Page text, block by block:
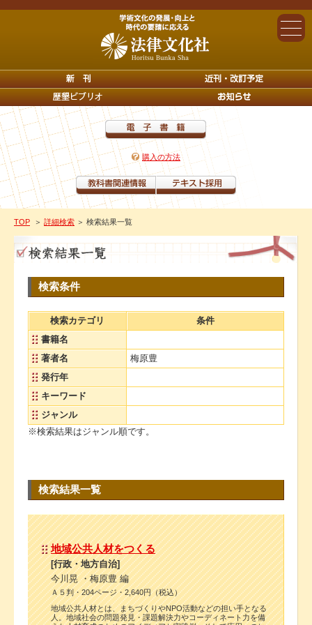
購入の方法
TOP ＞ 詳細検索 ＞ 検索結果一覧
検索条件
検索カテゴリ
条件
書籍名
著者名
梅原豊
発行年
キーワード
ジャンル
※検索結果はジャンル順です。
検索結果一覧
地域公共人材をつくる
[行政・地方自治]
今川晃 ・梅原豊 編
Ａ５判・204ページ・2,640円（税込）
地域公共人材とは、まちづくりやNPO活動などの担い手となる
人。地域社会の問題発見・課題解決力やコーディネート力を備